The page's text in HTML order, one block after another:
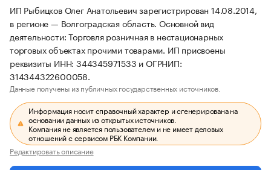
ИП Рыбицков Олег Анатольевич зарегистрирован 14.08.2014,
в регионе — Волгоградская область. Основной вид
деятельности: Торговля розничная в нестационарных
торговых объектах прочими товарами. ИП присвоены
реквизиты ИНН: 344345971533 и ОГРНИП:
314344322600058.
Данные получены из публичных государственных источников.
Информация носит справочный характер и сгенерирована на
основании данных из открытых источников.
Компания не является пользователем и не имеет деловых
отношений с сервисом РБК Компании.
Редактировать описание